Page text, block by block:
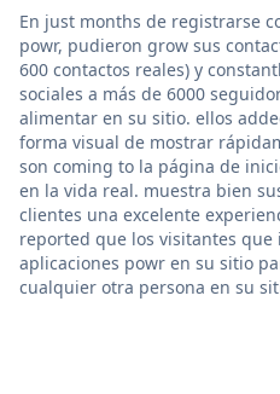
En just months de registrarse
powr, pudieron grow sus
600 contactos reales) y
sociales a más de 6000
alimentar en su sitio. ellos
forma visual de mostrar
son coming to la página de
en la vida real. muestra bien
clientes una excelente
reported que los visitantes
aplicaciones powr en su sitio
cualquier otra persona en su